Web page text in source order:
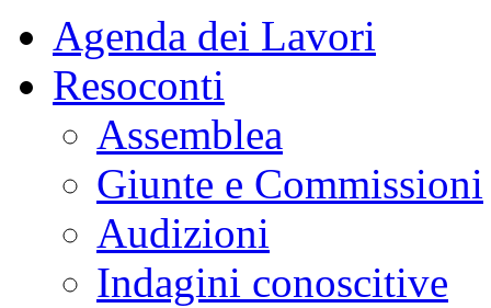
Agenda dei Lavori
Resoconti
Assemblea
Giunte e Commissioni
Audizioni
Indagini conoscitive